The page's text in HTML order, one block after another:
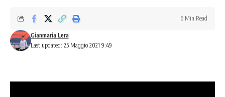
Last updated: 25 Maggio 2021 9:49
Gianmaria Lera
6 Min Read